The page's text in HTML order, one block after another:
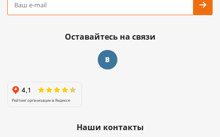
Оставайтесь на связи
Наши контакты